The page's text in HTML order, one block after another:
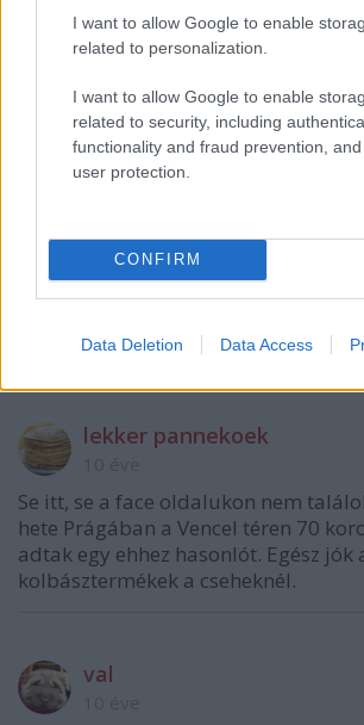
I want to allow Google to enable
related to personalization.
I want to allow Google to enable
related to security, including
functionality and fraud prevention,
user protection.
CONFIRM
Data Deletion Data Access
többi mehet a kukába
Egye ezt az izét akinek hét ayja van
lecsós hamburgert
Igi1.0
10 éve
többi is!?
lekker pannekoek
Se itt, se a face oldalukon nem
hete Prágában a Vencel téren 70
adtak egy ehhez hasonlót. Egész jók
kolbásztermékek a cseheknél.
val